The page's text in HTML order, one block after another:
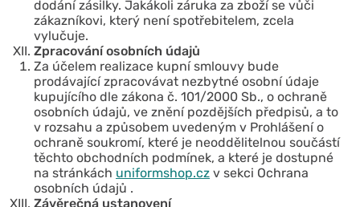
dodání zásilky. Jakákoli záruka za zboží se vůči
zákazníkovi, který není spotřebitelem, zcela
vylučuje.
Zpracování osobních údajů
Za účelem realizace kupní smlouvy bude
prodávající zpracovávat nezbytné osobní údaje
kupujícího dle zákona č. 101/2000 Sb., o ochraně
osobních údajů, ve znění pozdějších předpisů, a to
v rozsahu a způsobem uvedeným v Prohlášení o
ochraně soukromí, které je neoddělitelnou součástí
těchto obchodních podmínek, a které je dostupné
na stránkách uniformshop.cz v sekci Ochrana
osobních údajů .
Závěrečná ustanovení